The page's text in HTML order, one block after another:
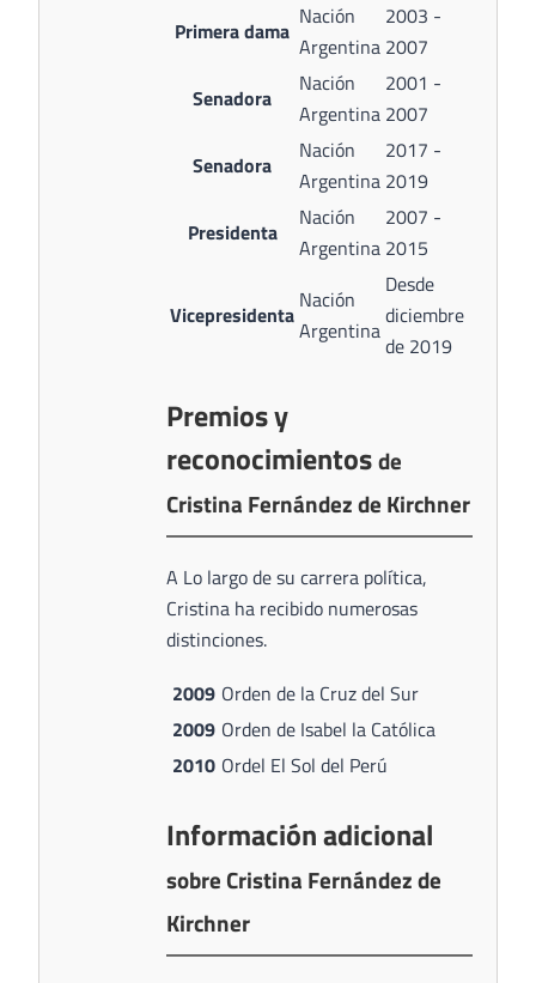
Primera dama
Nación
Argentina
2003 -
2007
Senadora
Nación
Argentina
2001 -
2007
Senadora
Nación
Argentina
2017 -
2019
Presidenta
Nación
Argentina
2007 -
2015
Vicepresidenta
Nación
Argentina
Desde
diciembre
de 2019
Premios y
reconocimientosde
Cristina Fernández de Kirchner
A Lo largo de su carrera política,
Cristina ha recibido numerosas
distinciones.
2009 Orden de la Cruz del Sur
2009 Orden de Isabel la Católica
2010 Ordel El Sol del Perú
Información adicional
sobre Cristina Fernández de
Kirchner